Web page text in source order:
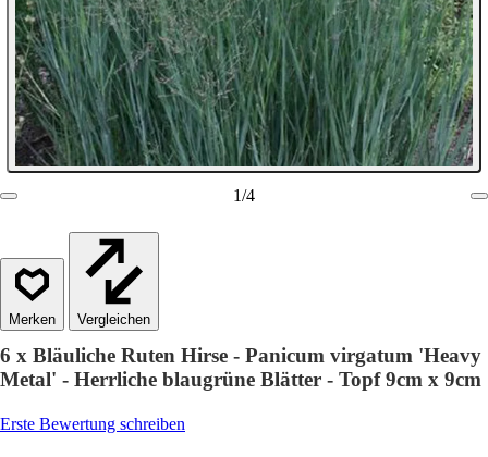
1/4
Vergleichen
6 x Bläuliche Ruten Hirse - Panicum virgatum 'Heavy
Metal' - Herrliche blaugrüne Blätter - Topf 9cm x 9cm
Erste Bewertung schreiben